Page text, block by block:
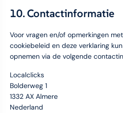
10. Contactinformatie
Voor vragen en/of opmerkingen
cookiebeleid en deze verklaring
opnemen via de volgende
Localclicks
Bolderweg 1
1332 AX Almere
Nederland